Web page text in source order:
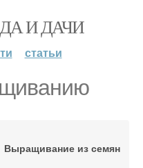
И ДАЧИ
статьи
Выращивание из семян